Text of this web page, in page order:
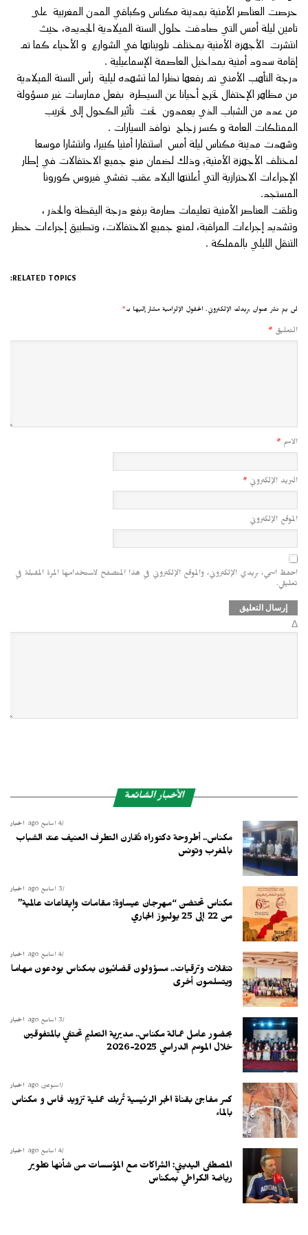
حرصت العناصر الأمنية بمدينة مكناس وكباقي المدن المغربية على
تامين ليلة أمس التي صادفت حلول السنة الميلادية الجديدة، حيث
انتشرت الأجهزة الأمنية بمختلف تلويناتها في الشوارع و الأحياء كما تم
إقامة سدود أمنية بمداخيل العاصمة الإسماعيلية .
درجة التأهب الأمني تم رفعها نظرا لما تشهده ليلية رأس السنة الميلادية
من مظاهر الإحتفال تخرج أحيانا عن السيطرة بفعل ممارسات غير مسؤولة
من عدد من الشباب الذي يعمدون تحت تأثير الكحول إلى تخريب
الممتلكات العامة و كسر زجاج نوافذ السيارات .
وشهدت مدينة مكناس ليلة أمس استنفارا أمنيا كبيرا، وانتشارا موسعا
لمختلف الأجهزة الأمنية؛ وذلك لضمان منع جميع الاحتفالات في إطار
الإجراءات الاحترازية التي أعلنتها البلاد عقب تفشي فيروس كورونا
المستجد.
وتلقت العناصر الأمنية تعليمات صارمة برفع درجة اليقظة والحذر ،
وتشديد إجراءات المراقبة، لمنع جميع الاحتفالات، وتطبيق إجراءات حظر
التنقل الليلي بالمملكة .
RELATED TOPICS:
لن يتم نشر عنوان بريدك الإلكتروني. الحقول الإلزامية مشار إليها بـ*
التعليق *
الاسم *
البريد الإلكتروني *
الموقع الإلكتروني
احفظ اسمي، بريدي الإلكتروني، والموقع الإلكتروني في هذا المتصفح لاستخدامها المرة المقبلة في
تعليقي.
Δ
الأخبار الشائعة
أخبار 4 أسابيع ago
مكناس.. أطروحة دكتوراه تُقارن التطرف العنيف عند الشباب
بالمغرب وتونس
أخبار 3 أسابيع ago
مكناس تحتضن “مهرجان عيساوة: مقامات وإيقاعات عالمية”
من 22 إلى 25 يوليوز الجاري
أخبار 4 أسابيع ago
تنقلات وترقيات.. مسؤولون قضائيون بمكناس يودعون مهاما
ويتسلمون أخرى
أخبار 3 أسابيع ago
بحضور عامل عمالة مكناس.. مديرية التعليم تحتفي بالمتفوقين
خلال الموسم الدراسي 2025-2026
أخبار أسبوعين ago
كسر مفاجئ بقناة الجر الرئيسية تُربك عملية تزويد فاس و مكناس
بالماء
أخبار 4 أسابيع ago
المصطفى اليديني: الشراكات مع المؤسسات من شأنها تطوير
رياضة الكراطي بمكناس